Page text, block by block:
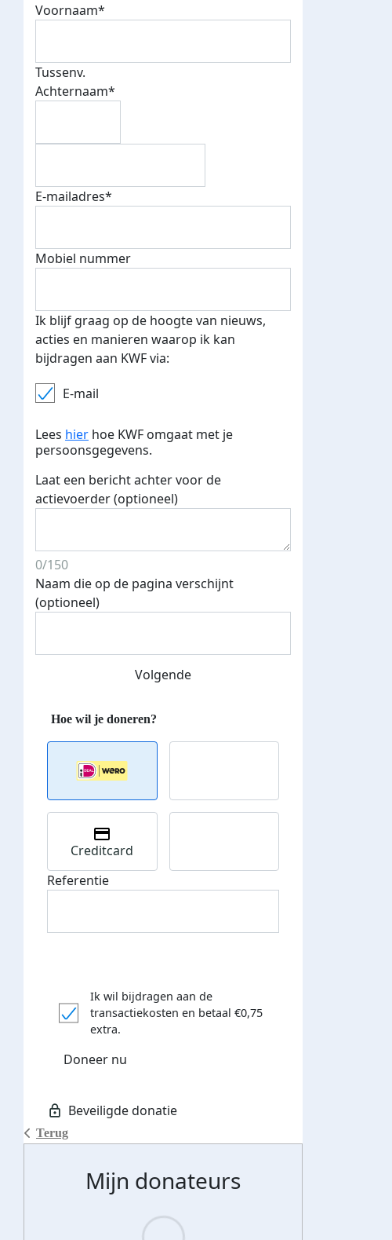
Streefbedrag verhoogd
Donateurs bedankt
€500 euro opgehaald: t-shirt
verdiend
Voornaam*
Tussenv.
Achternaam*
E-mailadres*
Mobiel nummer
Ik blijf graag op de hoogte van nieuws,
acties en manieren waarop ik kan
bijdragen aan KWF via:
E-mail
Lees hier hoe KWF omgaat met je
persoonsgegevens.
Laat een bericht achter voor de
actievoerder (optioneel)
0/150
Naam die op de pagina verschijnt
(optioneel)
Volgende
Terug
Creditcard
Referentie
Ik wil bijdragen aan de
transactiekosten en betaal €0,75
extra.
Doneer nu
Mijn donateurs